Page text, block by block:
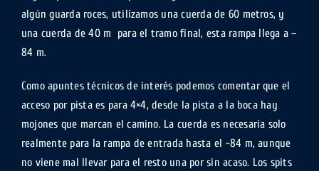
algún guarda roces, utilizamos una cuerda de 60 metros, y
una cuerda de 40 m para el tramo final, esta rampa llega a –
84 m.
Como apuntes técnicos de interés podemos comentar que el
acceso por pista es para 4×4, desde la pista a la boca hay
mojones que marcan el camino. La cuerda es necesaria solo
realmente para la rampa de entrada hasta el -84 m, aunque
no viene mal llevar para el resto una por sin acaso. Los spits